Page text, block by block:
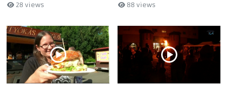
28 views 88 views